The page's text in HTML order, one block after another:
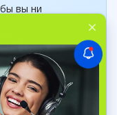
вы ни
времени